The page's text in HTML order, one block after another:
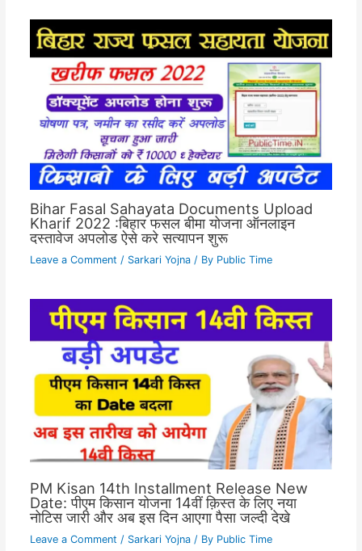
Bihar Fasal Sahayata Documents Upload
Kharif 2022 :बिहार फसल बीमा योजना ऑनलाइन
दस्तावेज अपलोड ऐसे करे सत्यापन शुरू
Leave a Comment / Sarkari Yojna/ By Public Time
PM Kisan 14th Installment Release New
Date: पीएम किसान योजना 14वीं क़िस्त के लिए नया
नोटिस जारी और अब इस दिन आएगा पैसा जल्दी देखे
Leave a Comment / Sarkari Yojna/ By Public Time